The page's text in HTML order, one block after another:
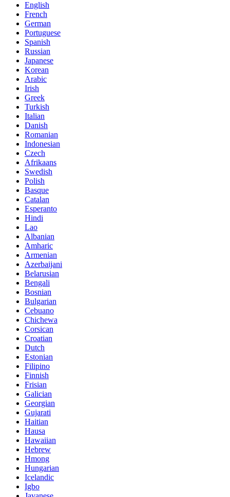
English
French
German
Portuguese
Spanish
Russian
Japanese
Korean
Arabic
Irish
Greek
Turkish
Italian
Danish
Romanian
Indonesian
Czech
Afrikaans
Swedish
Polish
Basque
Catalan
Esperanto
Hindi
Lao
Albanian
Amharic
Armenian
Azerbaijani
Belarusian
Bengali
Bosnian
Bulgarian
Cebuano
Chichewa
Corsican
Croatian
Dutch
Estonian
Filipino
Finnish
Frisian
Galician
Georgian
Gujarati
Haitian
Hausa
Hawaiian
Hebrew
Hmong
Hungarian
Icelandic
Igbo